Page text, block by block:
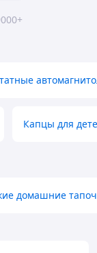
Капцы для
домашние